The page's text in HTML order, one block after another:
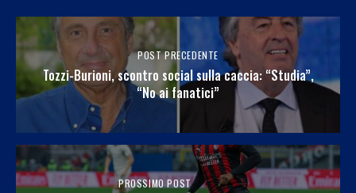
POST PRECEDENTE
Tozzi-Burioni, scontro social sulla caccia: “Studia”,
“No ai fanatici”
PROSSIMO POST